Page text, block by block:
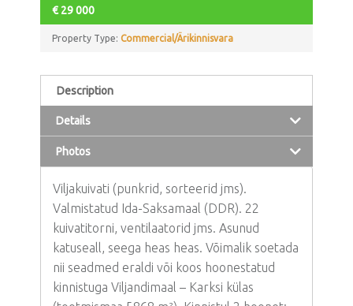
€29 000
Property Type: Commercial/Ärikinnisvara
Description
Details
Photos
Viljakuivati (punkrid, sorteerid jms).
Valmistatud Ida-Saksamaal (DDR). 22
kuivatitorni, ventilaatorid jms. Asunud
katuseall, seega heas heas. Võimalik soetada
nii seadmed eraldi või koos hoonestatud
kinnistuga Viljandimaal – Karksi külas